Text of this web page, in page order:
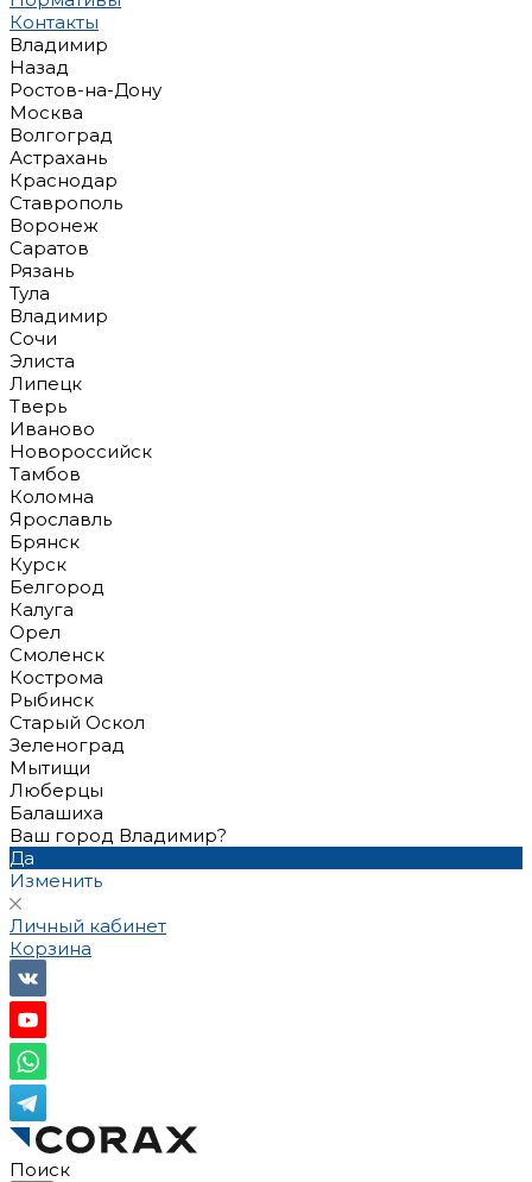
Контакты
Владимир
Назад
Ростов-на-Дону
Москва
Волгоград
Астрахань
Краснодар
Ставрополь
Воронеж
Саратов
Рязань
Тула
Владимир
Сочи
Элиста
Липецк
Тверь
Иваново
Новороссийск
Тамбов
Коломна
Ярославль
Брянск
Курск
Белгород
Калуга
Орел
Смоленск
Кострома
Рыбинск
Старый Оскол
Зеленоград
Мытищи
Люберцы
Балашиха
Ваш город Владимир?
Да
Изменить
Личный кабинет
Корзина
Поиск